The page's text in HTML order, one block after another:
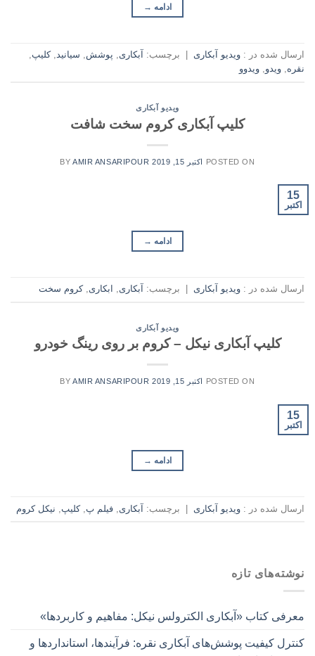
ادامه →
ارسال شده در : ویدیو آبکاری برچسب: آبکاری, پوشش, سیانید,کلیپ,
نقره, ویدو, ویدوو
ویدیو آبکاری
کلیپ آبکاری کروم سخت شافت
POSTED ON اکتبر 15, 2019 BYAMIR ANSARIPOUR
15
اکتبر
ادامه →
ارسال شده در : ویدیو آبکاری برچسب: آبکاری ابکاری ,کروم سخت
ویدیو آبکاری
کلیپ آبکاری نیکل – کروم بر روی رینگ خودرو
POSTED ON اکتبر 15, 2019 BYAMIR ANSARIPOUR
15
اکتبر
ادامه →
ارسال شده در : ویدیو آبکاری | برچسب: آبکاری فیلم پ ,کلیپ نیکل کروم
نوشته‌های تازه
معرفی کتاب «آبکاری الکترولس نیکل: مفاهیم و کاربردها»
کنترل کیفیت پوشش‌های آبکاری نقره: فرآیندها، استانداردها و